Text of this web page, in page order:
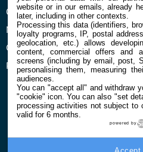
Qui sommes nous
Mentions légales et CGU
Confidentialité et Cookies
Préférences cookies
website or in our emails, already
later, including in other contexts.
Processing this data (identifiers,
loyalty programs, IP, postal
geolocation, etc.) allows
content, commercial offers and
screens (including by email, post,
personalising them, measuring
audiences.
You can "accept all" and withdraw
"cookie" icon. You can also "set
processing activities not subject to
valid for 6 months.
powered by
Accept